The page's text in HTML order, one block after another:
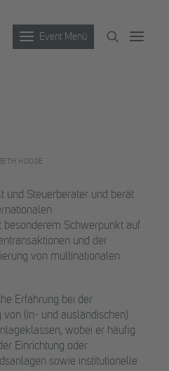
Event Menü
HOOGE
und Steuerberater und berät
besonderem Schwerpunkt auf
und der
von multinationalen
Erfahrung bei der
(in- und ausländischen)
wobei er häufig
Einrichtung oder
sowie institutionelle